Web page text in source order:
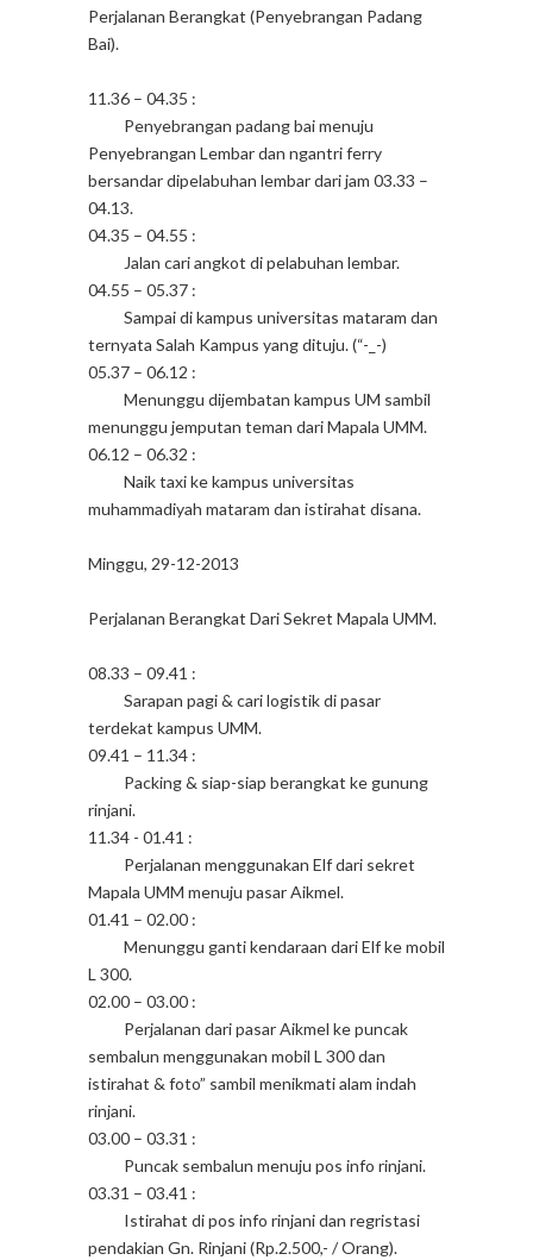
Perjalanan Berangkat (Penyebrangan Padang
Bai).
11.36 – 04.35 :
Penyebrangan padang bai menuju
Penyebrangan Lembar dan ngantri ferry
bersandar dipelabuhan lembar dari jam 03.33 –
04.13.
04.35 – 04.55 :
Jalan cari angkot di pelabuhan lembar.
04.55 – 05.37 :
Sampai di kampus universitas mataram dan
ternyata Salah Kampus yang dituju. (“-_-)
05.37 – 06.12 :
Menunggu dijembatan kampus UM sambil
menunggu jemputan teman dari Mapala UMM.
06.12 – 06.32 :
Naik taxi ke kampus universitas
muhammadiyah mataram dan istirahat disana.
Minggu, 29-12-2013
Perjalanan Berangkat Dari Sekret Mapala UMM.
08.33 – 09.41 :
Sarapan pagi & cari logistik di pasar
terdekat kampus UMM.
09.41 – 11.34 :
Packing & siap-siap berangkat ke gunung
rinjani.
11.34 - 01.41 :
Perjalanan menggunakan Elf dari sekret
Mapala UMM menuju pasar Aikmel.
01.41 – 02.00 :
Menunggu ganti kendaraan dari Elf ke mobil
L 300.
02.00 – 03.00 :
Perjalanan dari pasar Aikmel ke puncak
sembalun menggunakan mobil L 300 dan
istirahat & foto” sambil menikmati alam indah
rinjani.
03.00 – 03.31 :
Puncak sembalun menuju pos info rinjani.
03.31 – 03.41 :
Istirahat di pos info rinjani dan regristasi
pendakian Gn. Rinjani (Rp.2.500,- / Orang).